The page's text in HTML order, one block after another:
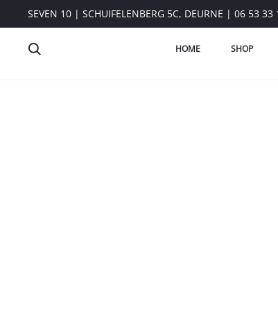
SEVEN 10 | SCHUIFELENBERG 5C, DEURNE | 06 53 33
HOME SHOP